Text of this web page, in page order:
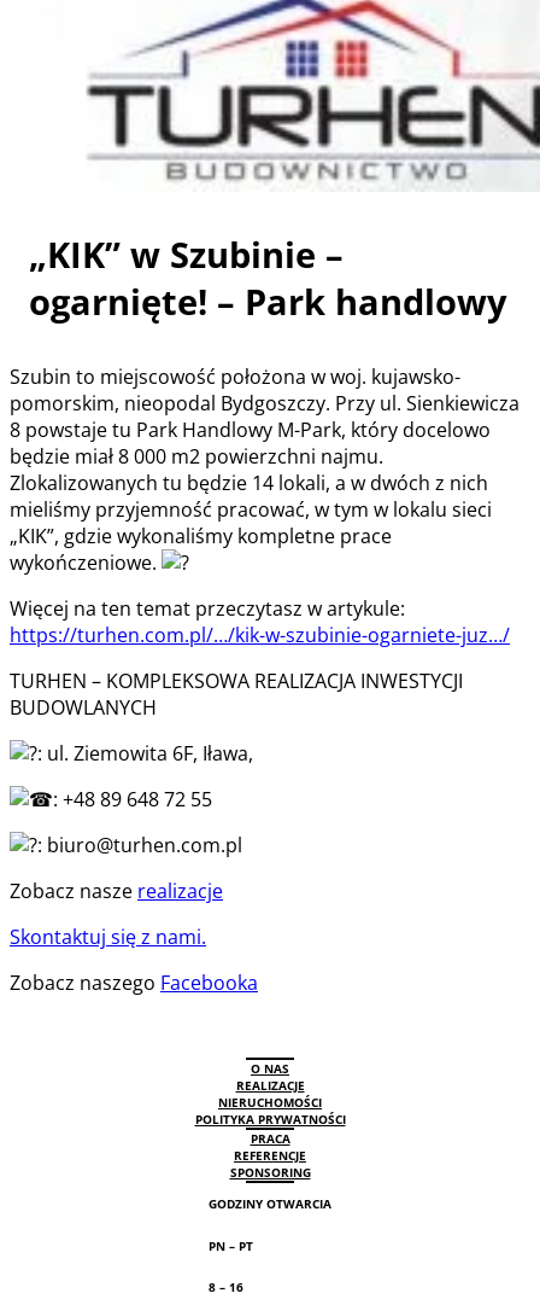
„KIK” w Szubinie –
ogarnięte! – Park handlowy
Szubin to miejscowość położona w woj. kujawsko-
pomorskim, nieopodal Bydgoszczy. Przy ul. Sienkiewicza
8 powstaje tu Park Handlowy M-Park, który docelowo
będzie miał 8 000 m2 powierzchni najmu.
Zlokalizowanych tu będzie 14 lokali, a w dwóch z nich
mieliśmy przyjemność pracować, w tym w lokalu sieci
„KIK”, gdzie wykonaliśmy kompletne prace
wykończeniowe.
Więcej na ten temat przeczytasz w artykule:
https://turhen.com.pl/…/kik-w-szubinie-ogarniete-juz…/
TURHEN – KOMPLEKSOWA REALIZACJA INWESTYCJI
BUDOWLANYCH
: ul. Ziemowita 6F, Iława,
: +48 89 648 72 55
: biuro@turhen.com.pl
Zobacz nasze realizacje
Skontaktuj się z nami.
Zobacz naszego Facebooka
O NAS
REALIZACJE
NIERUCHOMOŚCI
POLITYKA PRYWATNOŚCI
PRACA
REFERENCJE
SPONSORING
GODZINY OTWARCIA
PN – PT
8 – 16